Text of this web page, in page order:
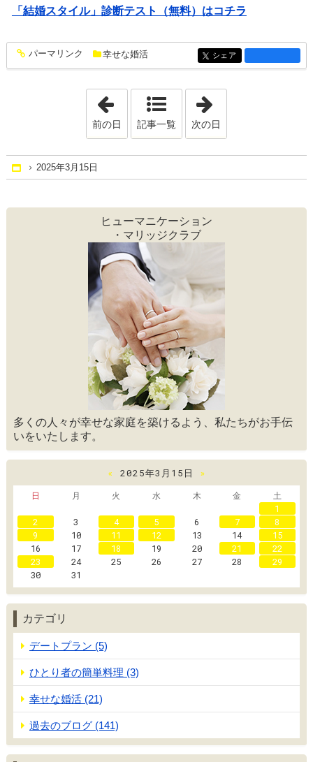
「結婚スタイル」診断テスト（無料）はコチラ
entry1492
パーマリンク 幸せな婚活 entry1492
シェア
「2025年3月12日」
前の日 記事一覧 次の日
Home
2025年3月15日
ヒューマニケーション
・マリッジクラブ
多くの人々が幸せな家庭を築けるよう、私たちがお手伝
いをいたします。
« 2025年3月15日
»
日
月 火 水 木 金
土
1
2
3 4 5 6 7
8
9
10 11 12 13 14
15
16
17 18 19 20 21
22
23
24 25 26 27 28
29
30
31
カテゴリ
デートプラン (5)
ひとり者の簡単料理 (3)
幸せな婚活 (21)
過去のブログ (141)